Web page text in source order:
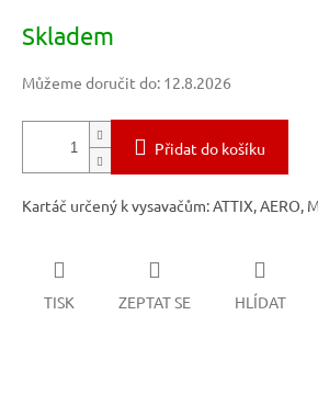
cena:
Skladem
Můžeme doručit do: 12.8.2026
Přidat do košíku
Kartáč určený k vysavačům: ATTIX, AERO,
TISK ZEPTAT SE HLÍDAT